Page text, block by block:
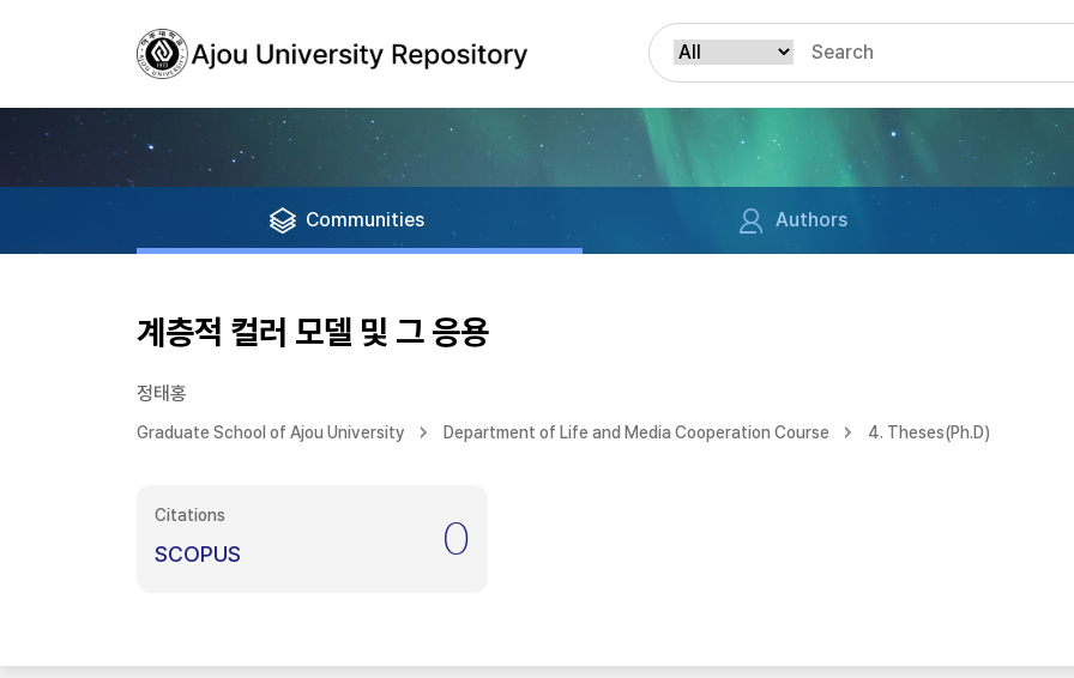
Communities Authors
계층적 컬러 모델 및 그 응용
정태홍
Graduate School of Ajou University Department of Life and Media Cooperation Course 4. Theses(Ph.D)
Citations
SCOPUS 0